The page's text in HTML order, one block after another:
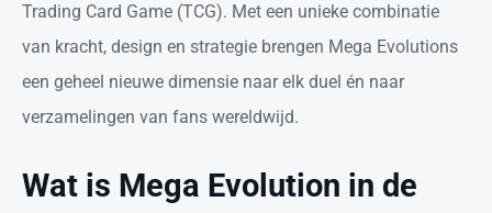
Trading Card Game (TCG). Met een unieke combinatie
van kracht, design en strategie brengen Mega Evolutions
een geheel nieuwe dimensie naar elk duel én naar
verzamelingen van fans wereldwijd.
Wat is Mega Evolution in de